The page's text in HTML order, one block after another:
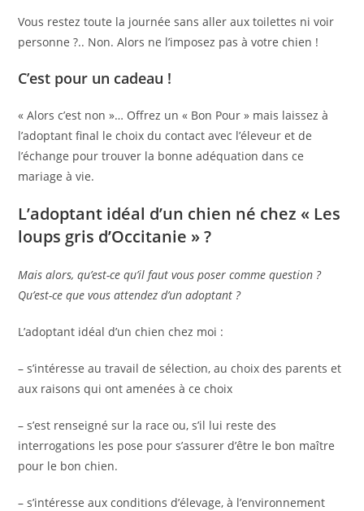
Vous restez toute la journée sans aller aux toilettes ni voir
personne ?.. Non. Alors ne l’imposez pas à votre chien !
C’est pour un cadeau !
« Alors c’est non »… Offrez un « Bon Pour » mais laissez à
l’adoptant final le choix du contact avec l’éleveur et de
l’échange pour trouver la bonne adéquation dans ce
mariage à vie.
L’adoptant idéal d’un chien né chez « Les
loups gris d’Occitanie » ?
Mais alors, qu’est-ce qu’il faut vous poser comme question ?
Qu’est-ce que vous attendez d’un adoptant ?
L’adoptant idéal d’un chien chez moi :
– s’intéresse au travail de sélection, au choix des parents et
aux raisons qui ont amenées à ce choix
– s’est renseigné sur la race ou, s’il lui reste des
interrogations les pose pour s’assurer d’être le bon maître
pour le bon chien.
– s’intéresse aux conditions d’élevage, à l’environnement